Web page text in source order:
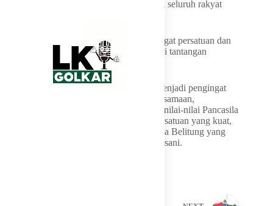
memberikan perlindungan yang setara bagi seluruh rakyat
Ia menegaskan pentingnya menjaga semangat persatuan dan
gotong royong dalam menghadapi berbagai tantangan
pembangunan daerah maupun nasional.
“Momentum Hari Lahir Pancasila harus menjadi pengingat
bagi kita semua untuk terus menjaga kebersamaan,
memperkuat persatuan, dan mengamalkan nilai-nilai Pancasila
dalam setiap aspek kehidupan. Dengan persatuan yang kuat,
kita optimistis mampu mewujudkan Bangka Belitung yang
lebih maju dan sejahtera,” tutur Hidayat Arsani.